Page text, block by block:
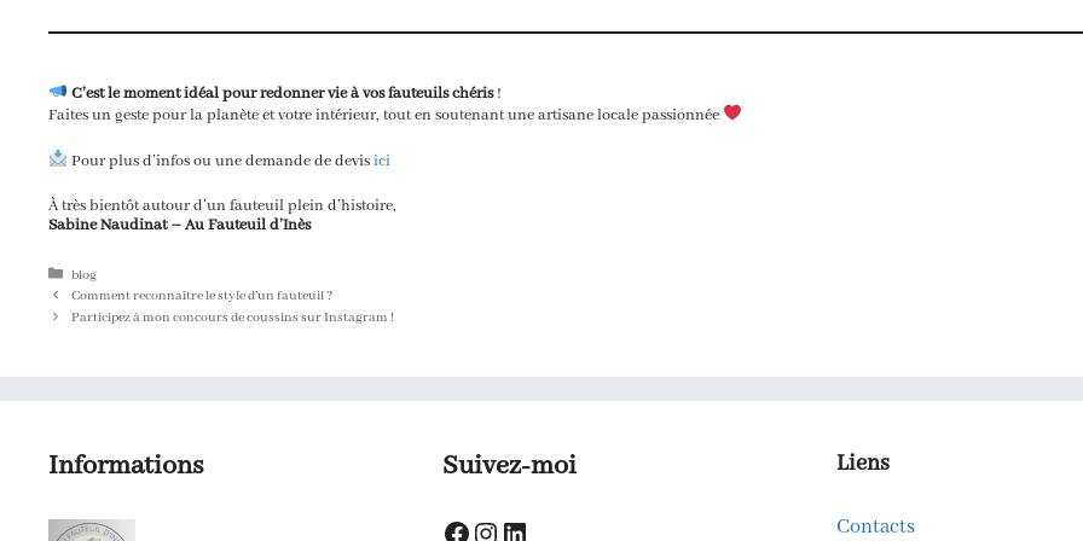
C’est le moment idéal pour redonner vie à vos fauteuils chéris!
Faites un geste pour la planète et votre intérieur, tout en soutenant une artisane locale passionnée
Pour plus d’infos ou une demande de devisici
À très bientôt autour d’un fauteuil plein d’histoire,
Sabine Naudinat – Au Fauteuil d’Inès
Catégories
blog
Comment reconnaître le style d’un fauteuil ?
Participez à mon concours de coussins sur Instagram !
Informations
Suivez-moi
Facebook
Instagram
LinkedIn
Liens
Contacts